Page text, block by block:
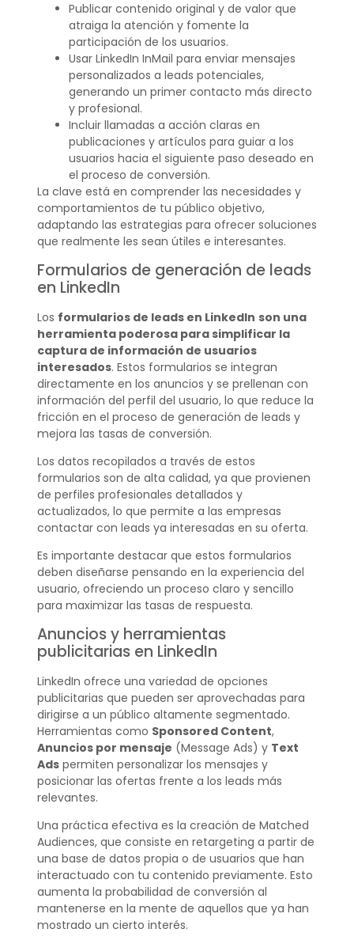
Publicar contenido original y de valor que
atraiga la atención y fomente la
participación de los usuarios.
Usar LinkedIn InMail para enviar mensajes
personalizados a leads potenciales,
generando un primer contacto más directo
y profesional.
Incluir llamadas a acción claras en
publicaciones y artículos para guiar a los
usuarios hacia el siguiente paso deseado en
el proceso de conversión.
La clave está en comprender las necesidades y
comportamientos de tu público objetivo,
adaptando las estrategias para ofrecer soluciones
que realmente les sean útiles e interesantes.
Formularios de generación de leads
en LinkedIn
Los formularios de leads en LinkedIn son una
herramienta poderosa para simplificar la
captura de información de usuarios
interesados. Estos formularios se integran
directamente en los anuncios y se prellenan con
información del perfil del usuario, lo que reduce la
fricción en el proceso de generación de leads y
mejora las tasas de conversión.
Los datos recopilados a través de estos
formularios son de alta calidad, ya que provienen
de perfiles profesionales detallados y
actualizados, lo que permite a las empresas
contactar con leads ya interesadas en su oferta.
Es importante destacar que estos formularios
deben diseñarse pensando en la experiencia del
usuario, ofreciendo un proceso claro y sencillo
para maximizar las tasas de respuesta.
Anuncios y herramientas
publicitarias en LinkedIn
LinkedIn ofrece una variedad de opciones
publicitarias que pueden ser aprovechadas para
dirigirse a un público altamente segmentado.
Herramientas como Sponsored Content,
Anuncios por mensaje (Message Ads) y Text
Adspermiten personalizar los mensajes y
posicionar las ofertas frente a los leads más
relevantes.
Una práctica efectiva es la creación de Matched
Audiences, que consiste en retargeting a partir de
una base de datos propia o de usuarios que han
interactuado con tu contenido previamente. Esto
aumenta la probabilidad de conversión al
mantenerse en la mente de aquellos que ya han
mostrado un cierto interés.